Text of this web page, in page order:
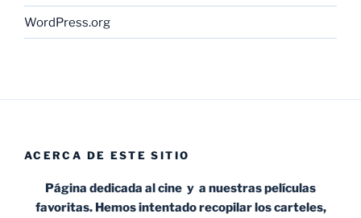
WordPress.org
ACERCA DE ESTE SITIO
Página dedicada al cine y a nuestras películas
favoritas. Hemos intentado recopilar los carteles,